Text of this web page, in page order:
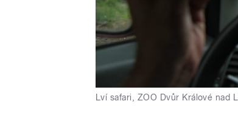
Lví safari, ZOO Dvůr Králové nad